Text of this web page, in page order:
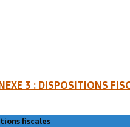
3 : DISPOSITIONS
fiscales